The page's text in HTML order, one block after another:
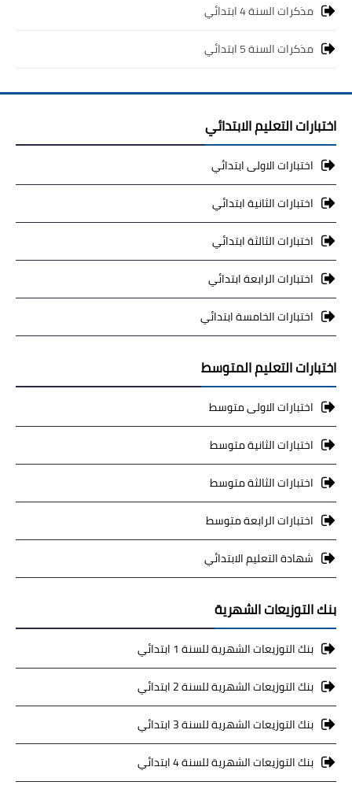
مذكرات السنة 4 ابتدائي
مذكرات السنة 5 ابتدائي
اختبارات التعليم الابتدائي
اختبارات الاولى ابتدائي
اختبارات الثانية ابتدائي
اختبارات الثالثة ابتدائي
اختبارات الرابعة ابتدائي
اختبارات الخامسة ابتدائي
اختبارات التعليم المتوسط
اختبارات الاولى متوسط
اختبارات الثانية متوسط
اختبارات الثالثة متوسط
اختبارات الرابعة متوسط
شهادة التعليم الابتدائي
بنك التوزيعات الشهرية
بنك التوزيعات الشهرية للسنة 1 ابتدائي
بنك التوزيعات الشهرية للسنة 2 ابتدائي
بنك التوزيعات الشهرية للسنة 3 ابتدائي
بنك التوزيعات الشهرية للسنة 4 ابتدائي